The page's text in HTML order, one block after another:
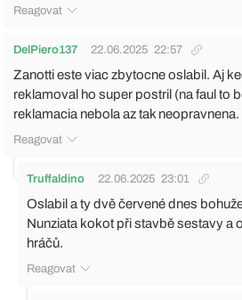
Reagovat
DelPiero137 22.06.2025 22:57
Zanotti este viac zbytocne oslabil. Aj
reklamoval ho super postril (na faul to
reklamacia nebola az tak neopravnena.
Reagovat
Truffaldino 22.06.2025 23:01
Oslabil a ty dvě červené dnes
Nunziata kokot při stavbě sestavy a
hráčů.
Reagovat